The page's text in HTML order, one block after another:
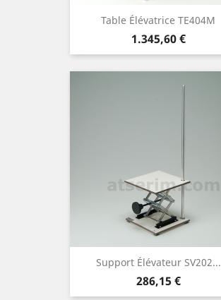
Table Élévatrice TE404M
Prezzo
1.345,60 €
Support Élévateur SV202...
Prezzo
286,15 €